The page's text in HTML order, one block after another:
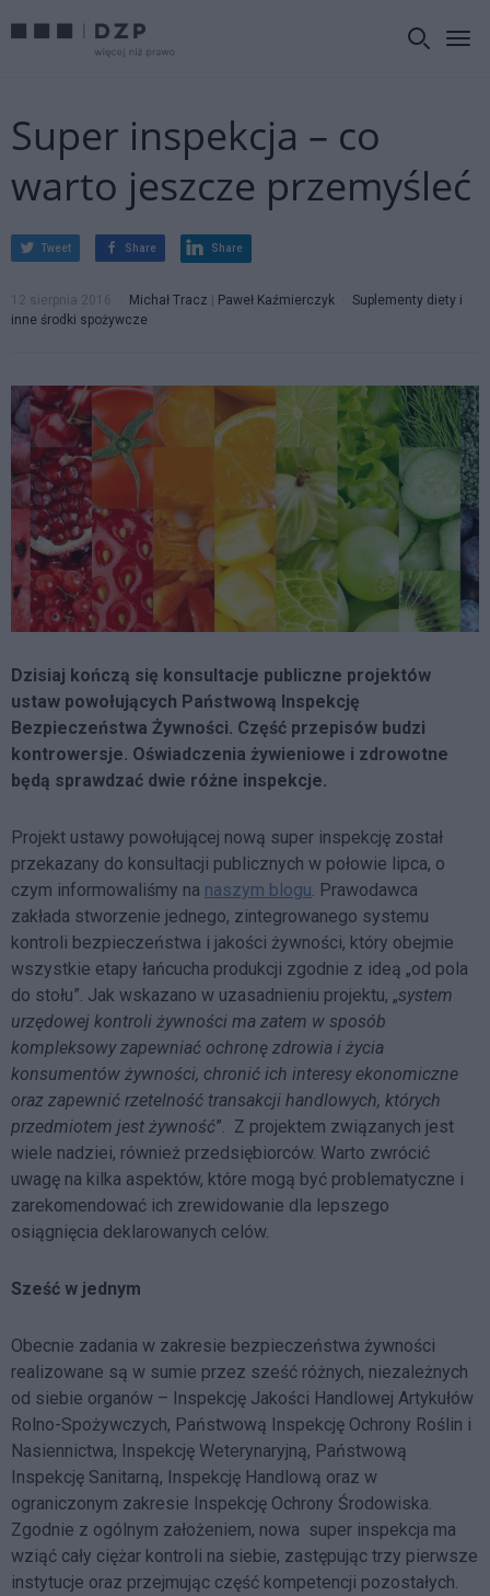
Super inspekcja – co
warto jeszcze przemyśleć
Tweet Share Share
12 sierpnia 2016 Michał Tracz | Paweł Kaźmierczyk
Suplementy diety i
inne środki spożywcze
Dzisiaj kończą się konsultacje publiczne projektów
ustaw powołujących Państwową Inspekcję
Bezpieczeństwa Żywności. Część przepisów budzi
kontrowersje. Oświadczenia żywieniowe i zdrowotne
będą sprawdzać dwie różne inspekcje.
Projekt ustawy powołującej nową super inspekcję został
przekazany do konsultacji publicznych w połowie lipca, o
czym informowaliśmy na naszym blogu . Prawodawca
zakłada stworzenie jednego, zintegrowanego systemu
kontroli bezpieczeństwa i jakości żywności, który obejmie
wszystkie etapy łańcucha produkcji zgodnie z ideą „od pola
do stołu”. Jak wskazano w uzasadnieniu projektu, „system
urzędowej kontroli żywności ma zatem w sposób
kompleksowy zapewniać ochronę zdrowia i życia
konsumentów żywności, chronić ich interesy ekonomiczne
oraz zapewnić rzetelność transakcji handlowych, których
przedmiotem jest żywność”. Z projektem związanych jest
wiele nadziei, również przedsiębiorców. Warto zwrócić
uwagę na kilka aspektów, które mogą być problematyczne i
zarekomendować ich zrewidowanie dla lepszego
osiągnięcia deklarowanych celów.
Sześć w jednym
Obecnie zadania w zakresie bezpieczeństwa żywności
realizowane są w sumie przez sześć różnych, niezależnych
od siebie organów – Inspekcję Jakości Handlowej Artykułów
Rolno-Spożywczych, Państwową Inspekcję Ochrony Roślin i
Nasiennictwa, Inspekcję Weterynaryjną, Państwową
Inspekcję Sanitarną, Inspekcję Handlową oraz w
ograniczonym zakresie Inspekcję Ochrony Środowiska.
Zgodnie z ogólnym założeniem, nowa super inspekcja ma
wziąć cały ciężar kontroli na siebie, zastępując trzy pierwsze
instytucje oraz przejmując część kompetencji pozostałych.